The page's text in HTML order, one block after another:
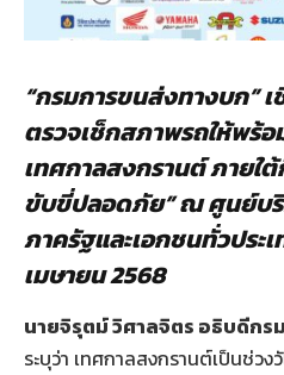
“กรมการขนส่งทางบก”
ตรวจเช็กสภาพรถให้พร้
เทศกาลสงกรานต์ ภายใ
ขับขี่ปลอดภัย” ณ ศูนย์บริ
ภาครัฐและเอกชนทั่วประ
เมษายน 2568
นายจิรุตม์ วิศาลจิตร อธิบดีก
ระบุว่า เทศกาลสงกรานต์เป็นช่ว